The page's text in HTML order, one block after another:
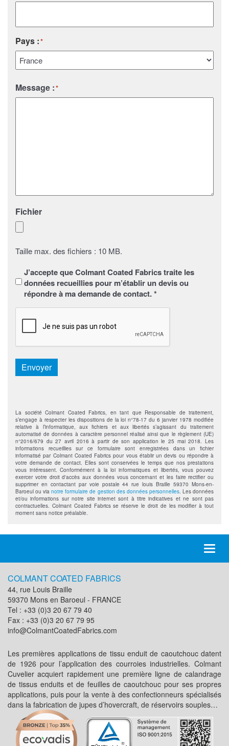
Pays :*
Message :*
Fichier
Taille max. des fichiers : 10 MB.
Sans
titre*
J’accepte que Colmant Coated Fabrics traite les
données recueillies pour m’établir un devis ou
répondre à ma demande de contact. *
CAPTCHA
Envoyer
La société Colmant Coated Fabrics, en tant que Responsable de traitement,
s’engage à respecter les dispositions de la loi n°78-17 du 6 janvier 1978 modifiée
relative à l’informatique, aux fichiers et aux libertés s’agissant du traitement
automatisé de données à caractère personnel réalisé ainsi que le règlement (UE)
n°2016/679 du 27 avril 2016 à partir de son application le 25 mai 2018. Les
informations recueillies sur ce formulaire sont enregistrées dans un fichier
informatisé par Colmant Coated Fabrics pour vous établir un devis ou répondre à
votre demande de contact. Elles sont conservées le temps que nos prestations
vous intéressent. Conformément à la loi informatiques et libertés, vous pouvez
exercer votre droit d'accès aux données vous concernant et les faire rectifier ou
supprimer en contactant par voie postale 44 rue louis Braille 59370 Mons-en-
Baroeul ou vianotre formulaire de gestion des données personnelles. Les données
et/ou informations sur notre site internet sont à titre indicatives et ne sont pas
contractuelles. Colmant Coated Fabrics se réserve le droit de les modifier à tout
moment sans notice préalable.
COLMANT COATED FABRICS
44, rue Louis Braille
59370 Mons en Baroeul - FRANCE
Tel : +33 (0)3 20 67 79 40
Fax : +33 (0)3 20 67 79 95
info@ColmantCoatedFabrics.com
Les premières applications de tissu enduit de caoutchouc datent
de 1926 pour l’application des courroies industrielles. Colmant
Cuvelier acquiert rapidement une première ligne de calandrage
de tissus enduits et de feuilles de caoutchouc pour ses propres
applications, puis pour la vente à des confectionneurs spécialisés
dans la fabrication de jupes d’hovercraft, de réservoirs souples…